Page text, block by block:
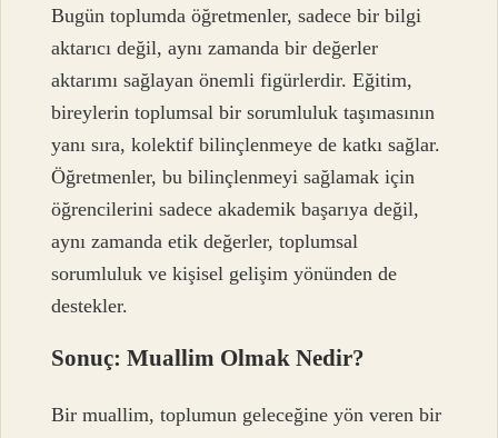
Bugün toplumda öğretmenler, sadece bir bilgi
aktarıcı değil, aynı zamanda bir değerler
aktarımı sağlayan önemli figürlerdir. Eğitim,
bireylerin toplumsal bir sorumluluk taşımasının
yanı sıra, kolektif bilinçlenmeye de katkı sağlar.
Öğretmenler, bu bilinçlenmeyi sağlamak için
öğrencilerini sadece akademik başarıya değil,
aynı zamanda etik değerler, toplumsal
sorumluluk ve kişisel gelişim yönünden de
destekler.
Sonuç: Muallim Olmak Nedir?
Bir muallim, toplumun geleceğine yön veren bir